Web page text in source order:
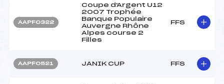
AAPF0322
Coupe d'Argent U12
2007 Trophée
Banque Populaire
Auvergne Rhône
Alpes course 2
Filles
FFS
AAPF0521 JANIK CUP FFS